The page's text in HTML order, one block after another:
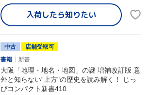
入荷したら知りたい
中古
店舗受取可
書籍
新書
大阪「地理・地名・地図」の謎 増補改訂版 意
外と知らない“上方"の歴史を読み解く！ じっ
ぴコンパクト新書410